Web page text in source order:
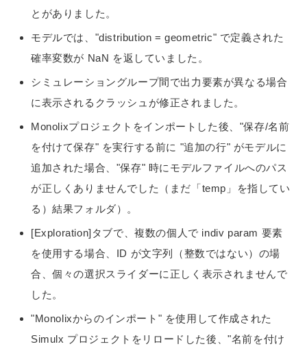
とがありました。
モデルでは、"distribution = geometric" で定義された
確率変数が NaN を返していました。
シミュレーショングループ間で出力要素が異なる場合
に表示されるクラッシュが修正されました。
Monolixプロジェクトをインポートした後、"保存/名前
を付けて保存" を実行する前に "追加の行" がモデルに
追加された場合、"保存" 時にモデルファイルへのパス
が正しくありませんでした（まだ「temp」を指してい
る）結果フォルダ）。
[Exploration]タブで、複数の個人で indiv param 要素
を使用する場合、ID が文字列（整数ではない）の場
合、個々の選択スライダーに正しく表示されませんで
した。
"Monolixからのインポート" を使用して作成された
Simulx プロジェクトをリロードした後、"名前を付け